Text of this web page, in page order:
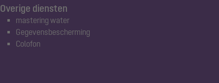
Overige diensten
mastering water
Gegevensbescherming
Colofon